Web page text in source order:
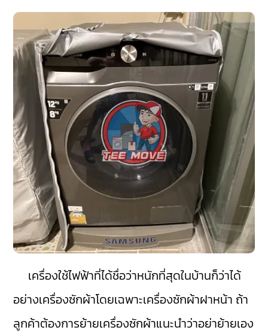
เครื่องใช้ไฟฟ้าที่ได้ชื่อว่าหนักที่สุดในบ้านก็ว่าได้
อย่างเครื่องซักผ้าโดยเฉพาะเครื่องซักผ้าฝาหน้า ถ้า
ลูกค้าต้องการย้ายเครื่องซักผ้าแนะนำว่าอย่าย้ายเอง